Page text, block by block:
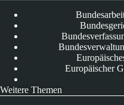
Europäischer
Weitere Themen